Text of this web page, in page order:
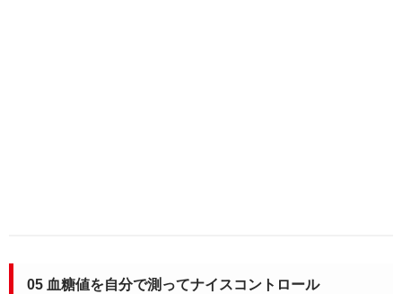
05 血糖値を自分で測ってナイスコントロール